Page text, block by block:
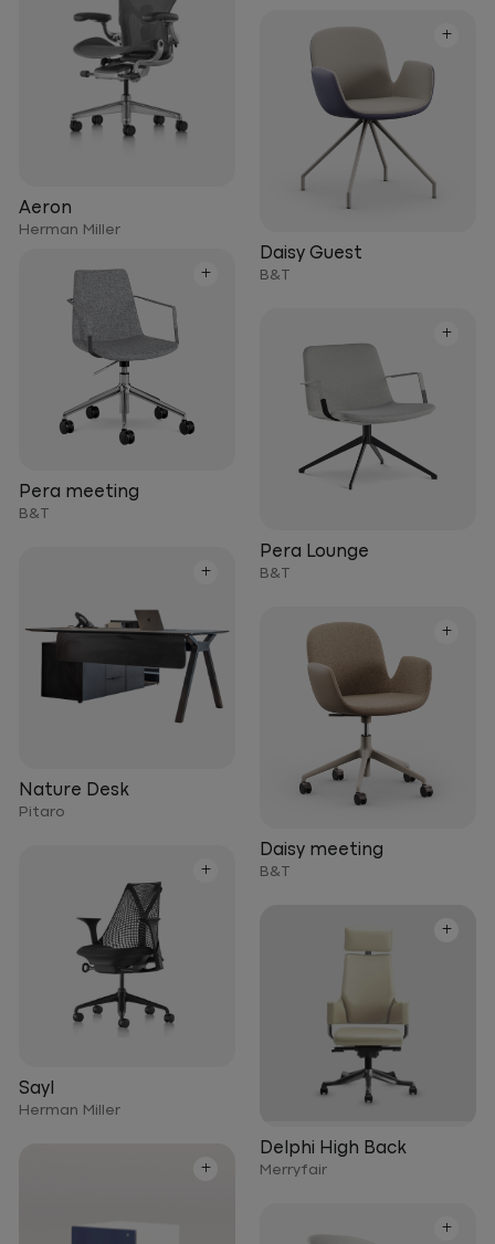
Aeron
Herman Miller
+
Daisy Guest
B&T
+
Pera meeting
B&T
+
Pera Lounge
B&T
+
Nature Desk
Pitaro
+
Daisy meeting
B&T
+
Sayl
Herman Miller
+
Delphi High Back
Merryfair
+
+